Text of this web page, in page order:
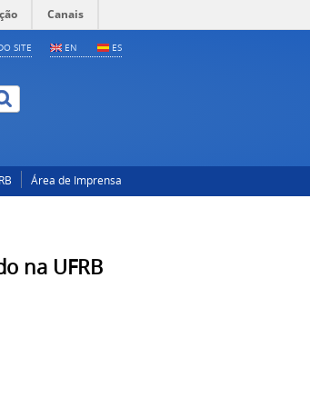
Canais
EN ES
SITE
Área de Imprensa
na UFRB